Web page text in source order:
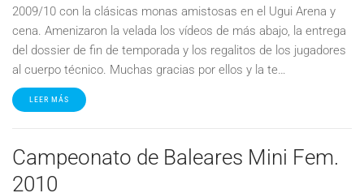
2009/10 con la clásicas monas amistosas en el Ugui Arena y
cena. Amenizaron la velada los vídeos de más abajo, la entrega
del dossier de fin de temporada y los regalitos de los jugadores
al cuerpo técnico. Muchas gracias por ellos y la te…
LEER MÁS
Campeonato de Baleares Mini Fem.
2010